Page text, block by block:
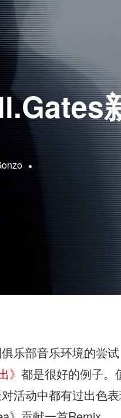
乐部音乐环境的尝
》 都是很好的例子。
活动中都有过出色